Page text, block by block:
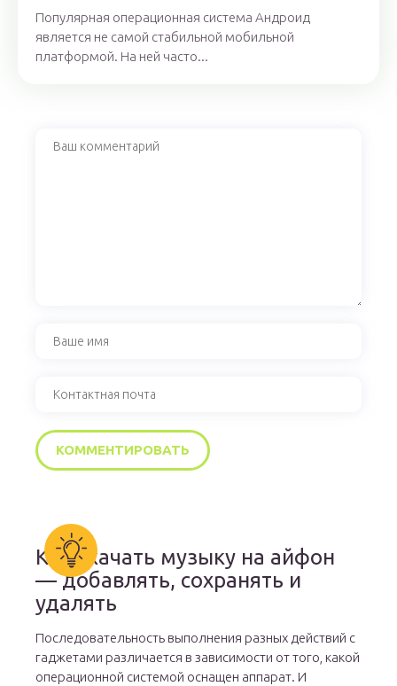
Популярная операционная система Андроид
является не самой стабильной мобильной
платформой. На ней часто...
Как скачать музыку на айфон
— добавлять, сохранять и
удалять
Последовательность выполнения разных действий с
гаджетами различается в зависимости от того, какой
операционной системой оснащен аппарат. И